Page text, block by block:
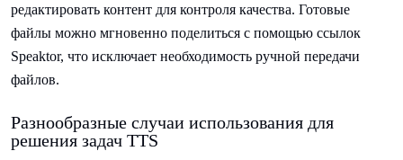
редактировать контент для контроля качества. Готовые
файлы можно мгновенно поделиться с помощью ссылок
Speaktor, что исключает необходимость ручной передачи
файлов.
Разнообразные случаи использования для
решения задач TTS